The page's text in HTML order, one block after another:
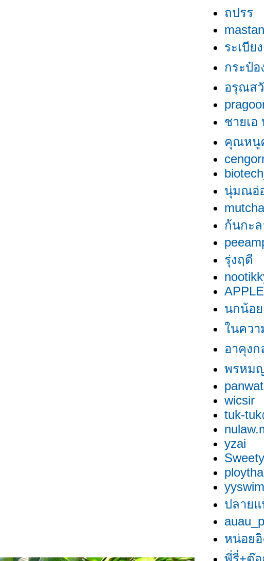
ถปรร
ระเบีย
กระป๋อ
อรุณส
ชายเอ
คุณหนู
นุ่มณอ่
ก้นกะ
รุ่งฤดี
นกน้อ
นควา
อาคุงก
พรหม
panwat
wicsir
tuk-
yzai
yyswim
ปลาย
หน่อยอิ